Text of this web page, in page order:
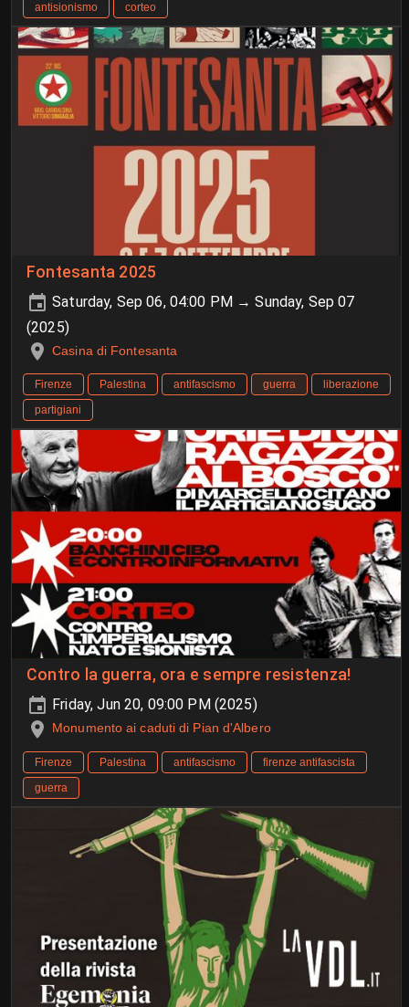
antisionismo
corteo
Fontesanta 2025
Saturday, Sep 06, 04:00 PM → Sunday, Sep 07
(2025)
Casina di Fontesanta
Firenze Palestina antifascismo guerra
liberazione
partigiani
Contro la guerra, ora e sempre resistenza!
Friday, Jun 20, 09:00 PM (2025)
Monumento ai caduti di Pian d'Albero
Firenze Palestina antifascismo
firenze antifascista
guerra